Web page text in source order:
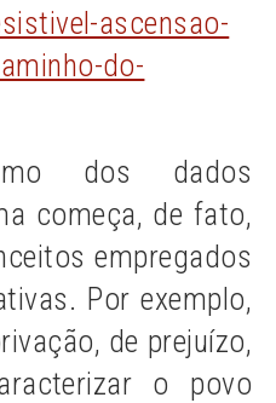
ascensao-
do-
dos dados
começa, de fato,
empregados
Por exemplo,
de prejuízo,
o povo